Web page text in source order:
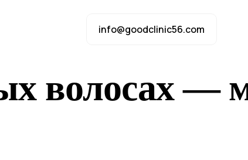
info@goodclinic56.com
волосах —